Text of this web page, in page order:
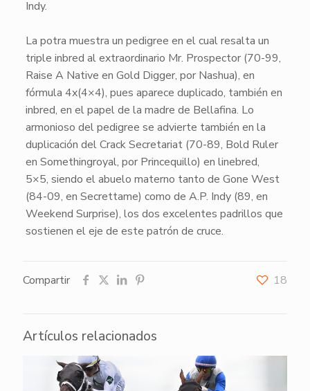
Indy.
La potra muestra un pedigree en el cual resalta un
triple inbred al extraordinario Mr. Prospector(70-99,
Raise A Native en Gold Digger, por Nashua), en
fórmula 4x(4×4), pues aparece duplicado, también en
inbred, en el papel de la madre de Bellafina. Lo
armonioso delpedigree se advierte también en la
duplicación del CrackSecretariat(70-89, Bold Ruler
en Somethingroyal, por Princequillo) en linebred,
5×5, siendo el abuelo materno tanto de Gone West
(84-09, en Secrettame) como de A.P. Indy(89, en
Weekend Surprise), los dos excelentes padrillos que
sostienen el eje de este patrón de cruce.
Compartir 18
Artículos relacionados